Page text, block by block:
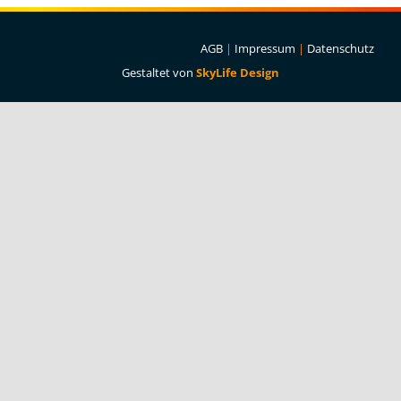
Projekte & Lösungen
Account
AGB | Impressum | Datenschutz
Gestaltet von SkyLife Design